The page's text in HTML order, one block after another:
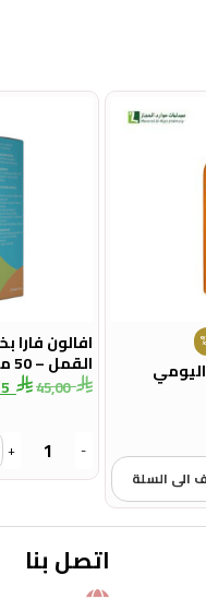
الى السلة
افالون فارا
القمل – 50 مل
45,00
-
+
اتصل بنا